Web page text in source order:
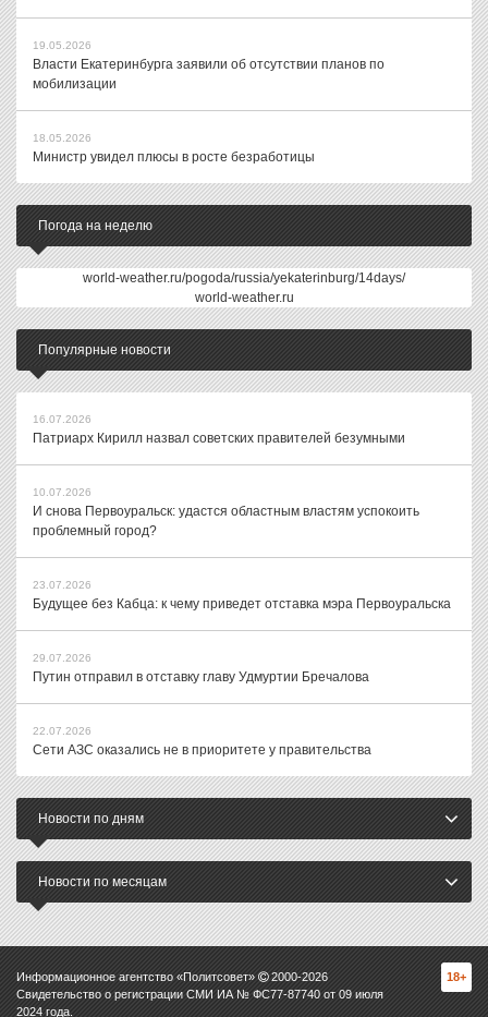
19.05.2026
Власти Екатеринбурга заявили об отсутствии планов по
мобилизации
18.05.2026
Министр увидел плюсы в росте безработицы
Погода на неделю
world-weather.ru/pogoda/russia/yekaterinburg/14days/
world-weather.ru
Популярные новости
16.07.2026
Патриарх Кирилл назвал советских правителей безумными
10.07.2026
И снова Первоуральск: удастся областным властям успокоить
проблемный город?
23.07.2026
Будущее без Кабца: к чему приведет отставка мэра Первоуральска
29.07.2026
Путин отправил в отставку главу Удмуртии Бречалова
22.07.2026
Сети АЗС оказались не в приоритете у правительства
Новости по дням
Новости по месяцам
Информационное агентство «Политсовет» 2000-2026
Свидетельство о регистрации СМИ ИА № ФС77-87740 от 09 июля
2024 года.
18+